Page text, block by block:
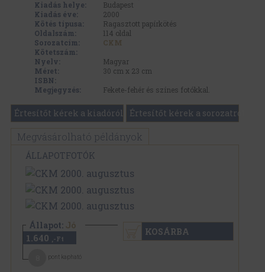
Kiadás helye:
Budapest
Kiadás éve:
2000
Kötés típusa:
Ragasztott papírkötés
Oldalszám:
114 oldal
Sorozatcím:
CKM
Kötetszám:
Nyelv:
Magyar
Méret:
30 cm x 23 cm
ISBN:
Megjegyzés:
Fekete-fehér és színes fotókkal.
Értesítőt kérek a kiadóról Értesítőt kérek a sorozatról
Megvásárolható példányok
ÁLLAPOTFOTÓK
Állapot: Jó
1.640 ,-Ft
pont kapható
KOSÁRBA